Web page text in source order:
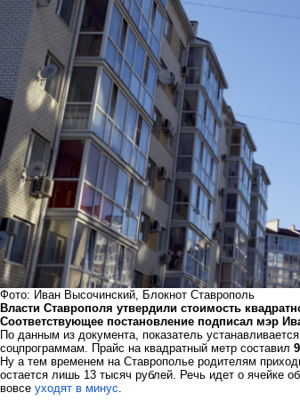
Фото: Иван Высочинский, Блокнот Ставрополь
Власти Ставрополя утвердили стоимость
Соответствующее постановление подписал мэр
По данным из документа, показатель
соцпрограммам. Прайс на квадратный метр составил
Ну а тем временем на Ставрополье родителям
остается лишь 13 тысяч рублей. Речь идет о
вовсе уходят в минус